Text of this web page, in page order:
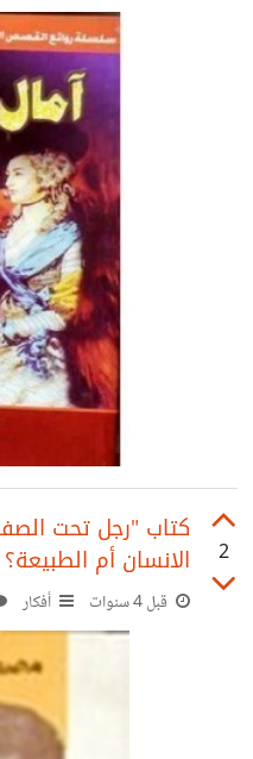
2
كتاب "رجل تحت
الانسان أم الطبيعة؟
قبل 4 سنوات أفكار